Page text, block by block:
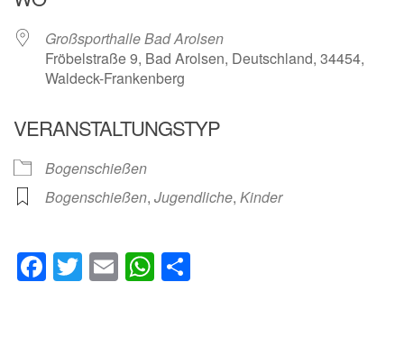
Großsporthalle Bad Arolsen
Fröbelstraße 9, Bad Arolsen, Deutschland, 34454,
Waldeck-Frankenberg
VERANSTALTUNGSTYP
Bogenschießen
Bogenschießen, Jugendliche, Kinder
Facebook
Twitter
EmailWhatsApp